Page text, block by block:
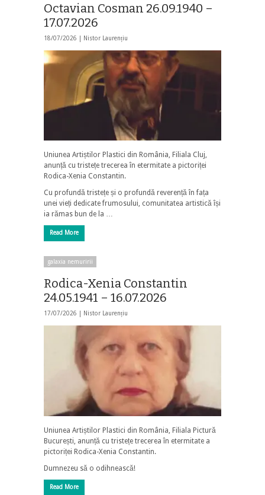
Octavian Cosman 26.09.1940 –
17.07.2026
18/07/2026 | Nistor Laurențiu
Uniunea Artiștilor Plastici din România, Filiala Cluj,
anunță cu tristețe trecerea în etermitate a pictoriței
Rodica-Xenia Constantin.
Cu profundă tristețe și o profundă reverență în fața
unei vieți dedicate frumosului, comunitatea artistică își
ia rămas bun de la …
Read More
galaxia nemuririi
Rodica-Xenia Constantin
24.05.1941 – 16.07.2026
17/07/2026 | Nistor Laurențiu
Uniunea Artiștilor Plastici din România, Filiala Pictură
București, anunță cu tristețe trecerea în etermitate a
pictoriței Rodica-Xenia Constantin.
Dumnezeu să o odihnească!
Read More